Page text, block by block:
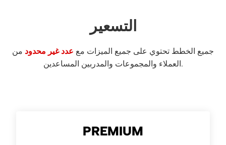
التسعير
جميع الخطط تحتوي على جميع الميزات مع عدد غير محدود من
العملاء والمجموعات والمدربين المساعدين.
PREMIUM